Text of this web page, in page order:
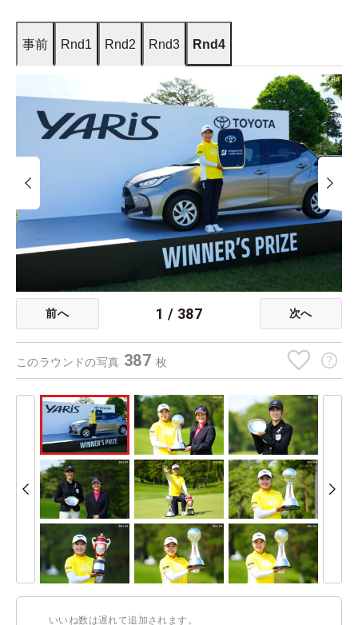
事前 Rnd1 Rnd2 Rnd3 Rnd4
前へ 1 / 387 次へ
このラウンドの写真 387 枚
いいね数は遅れて追加されます。